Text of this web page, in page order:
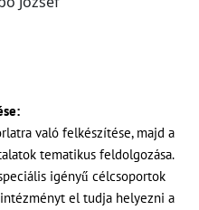
való felkészítése, majd a
tematikus feldolgozása.
igényű célcsoportok
el tudja helyezni a